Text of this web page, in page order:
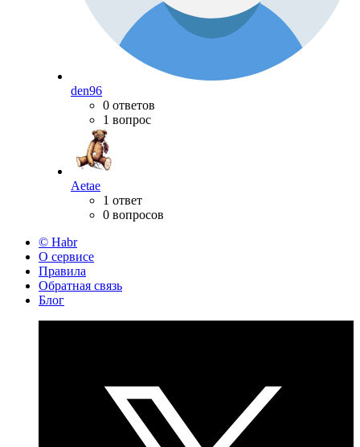
den96
0 ответов
1 вопрос
Aetae
1 ответ
0 вопросов
© Habr
О сервисе
Правила
Обратная связь
Блог